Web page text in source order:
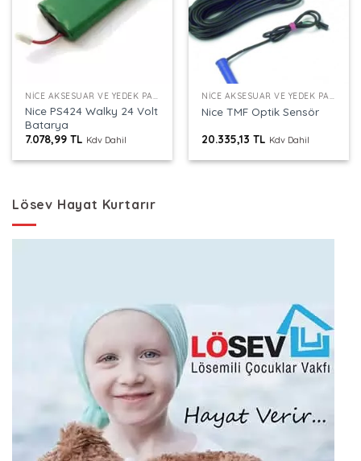
NICE AKSESUAR VE YEDEK PARÇALAR
Nice PS424 Walky 24 Volt
Batarya
7.078,99TL Kdv Dahil
NICE AKSESUAR VE YEDEK PARÇALAR
Nice TMF Optik Sensör
20.335,13TL Kdv Dahil
Lösev Hayat Kurtarır